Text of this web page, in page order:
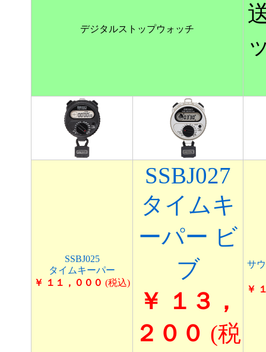
デジタルストップウォッチ
SSBJ025
タイムキーパー
￥ １１，０００ (税込)
SSBJ027
タイムキ
ーパー ビ
ブ
￥ １３，
２００ (税
サ
￥